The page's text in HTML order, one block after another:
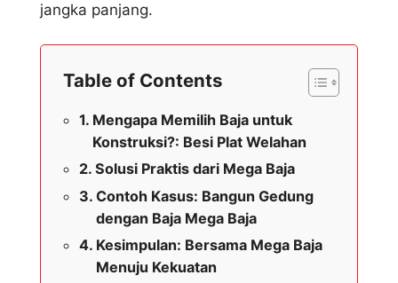
jangka panjang.
Table of Contents
Mengapa Memilih Baja untuk
Konstruksi?: Besi Plat Welahan
Solusi Praktis dari Mega Baja
Contoh Kasus: Bangun Gedung
dengan Baja Mega Baja
Kesimpulan: Bersama Mega Baja
Menuju Kekuatan